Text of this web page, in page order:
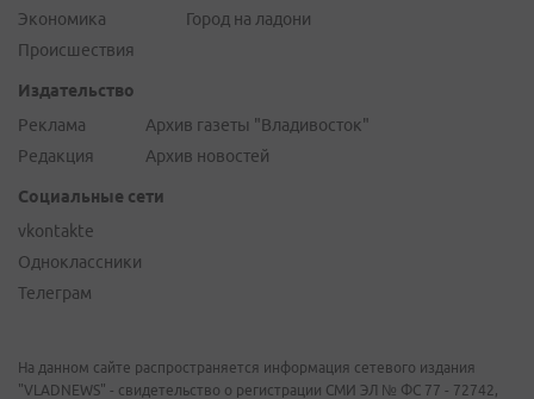
Экономика
Происшествия
Город на ладони
Издательство
Реклама
Редакция
Архив газеты "Владивосток"
Архив новостей
Социальные сети
vkontakte
Одноклассники
Телеграм
На данном сайте распространяется информация сетевого издания
"VLADNEWS" - свидетельство о регистрации СМИ ЭЛ № ФС 77 - 72742,